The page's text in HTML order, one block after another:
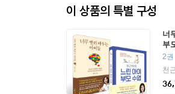
이 상품의 특별 구성
너
부
2권
천